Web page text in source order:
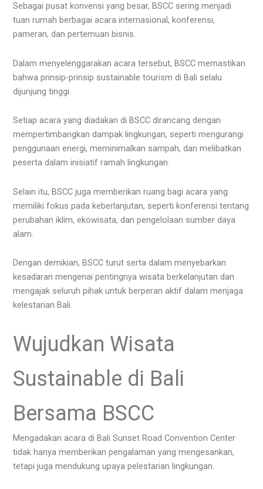
Sebagai pusat konvensi yang besar, BSCC sering menjadi
tuan rumah berbagai acara internasional, konferensi,
pameran, dan pertemuan bisnis.
Dalam menyelenggarakan acara tersebut, BSCC memastikan
bahwa prinsip-prinsip sustainable tourism di Bali selalu
dijunjung tinggi.
Setiap acara yang diadakan di BSCC dirancang dengan
mempertimbangkan dampak lingkungan, seperti mengurangi
penggunaan energi, meminimalkan sampah, dan melibatkan
peserta dalam inisiatif ramah lingkungan.
Selain itu, BSCC juga memberikan ruang bagi acara yang
memiliki fokus pada keberlanjutan, seperti konferensi tentang
perubahan iklim, ekowisata, dan pengelolaan sumber daya
alam.
Dengan demikian, BSCC turut serta dalam menyebarkan
kesadaran mengenai pentingnya wisata berkelanjutan dan
mengajak seluruh pihak untuk berperan aktif dalam menjaga
kelestarian Bali.
Wujudkan Wisata
Sustainable di Bali
Bersama BSCC
Mengadakan acara di Bali Sunset Road Convention Center
tidak hanya memberikan pengalaman yang mengesankan,
tetapi juga mendukung upaya pelestarian lingkungan.